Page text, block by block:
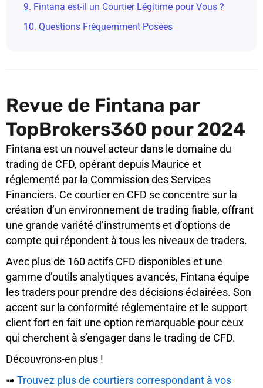
9. Fintana est-il un Courtier Légitime pour Vous ?
10. Questions Fréquemment Posées
Revue de Fintana par
TopBrokers360 pour 2024
Fintana est un nouvel acteur dans le domaine du
trading de CFD, opérant depuis Maurice et
réglementé par la Commission des Services
Financiers. Ce courtier en CFD se concentre sur la
création d’un environnement de trading fiable, offrant
une grande variété d’instruments et d’options de
compte qui répondent à tous les niveaux de traders.
Avec plus de 160 actifs CFD disponibles et une
gamme d’outils analytiques avancés, Fintana équipe
les traders pour prendre des décisions éclairées. Son
accent sur la conformité réglementaire et le support
client fort en fait une option remarquable pour ceux
qui cherchent à s’engager dans le trading de CFD.
Découvrons-en plus !
➟ Trouvez plus de courtiers correspondant à vos